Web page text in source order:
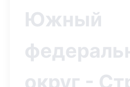
Южный
округ -